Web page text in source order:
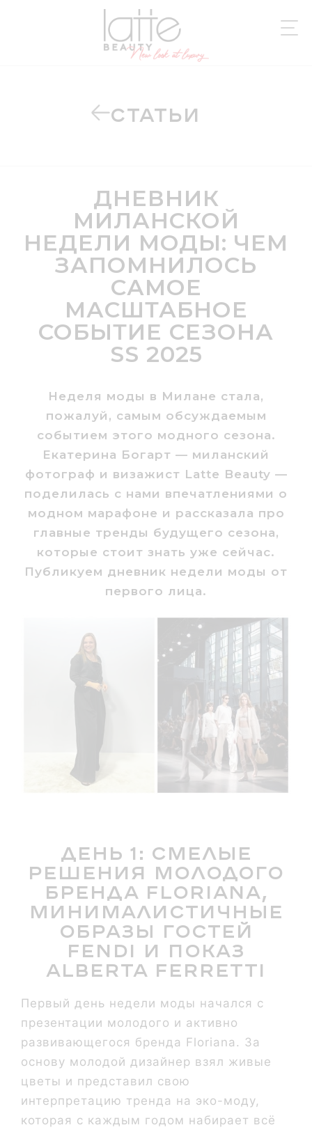
СТАТЬИ
ДНЕВНИК
МИЛАНСКОЙ
НЕДЕЛИ МОДЫ: ЧЕМ
ЗАПОМНИЛОСЬ
САМОЕ
МАСШТАБНОЕ
СОБЫТИЕ СЕЗОНА
SS 2025
Неделя моды в Милане стала,
пожалуй, самым обсуждаемым
событием этого модного сезона.
Екатерина Богарт — миланский
фотограф и визажист Latte Beauty —
поделилась с нами впечатлениями о
модном марафоне и рассказала про
главные тренды будущего сезона,
которые стоит знать уже сейчас.
Публикуем дневник недели моды от
первого лица.
День 1: смелые
решения молодого
бренда Floriana,
минималистичные
образы гостей
Fendi и показ
Alberta Ferretti
Первый день недели моды начался с
презентации молодого и активно
развивающегося бренда Floriana. За
основу молодой дизайнер взял живые
цветы и представил свою
интерпретацию тренда на эко-моду,
которая с каждым годом набирает всё